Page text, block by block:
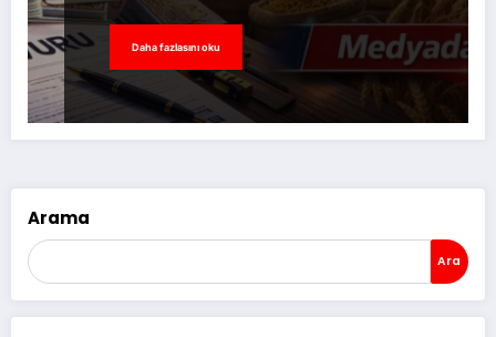
Daha fazlasını oku
Arama
Ara